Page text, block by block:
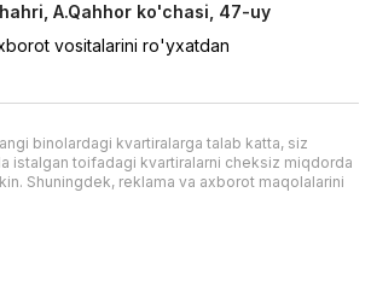
A.Qahhor ko'chasi, 47-uy
vositalarini ro'yxatdan
binolardagi kvartiralarga talab katta, siz
istalgan toifadagi kvartiralarni cheksiz miqdorda
Shuningdek, reklama va axborot maqolalarini